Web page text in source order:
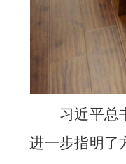
习近平总
进一步指明了